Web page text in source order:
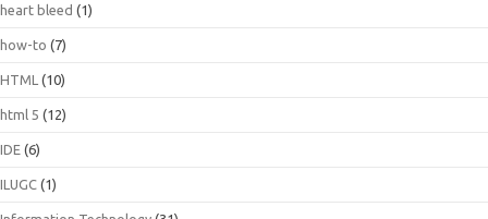
heart bleed (1)
how-to (7)
HTML (10)
html 5 (12)
IDE (6)
ILUGC (1)